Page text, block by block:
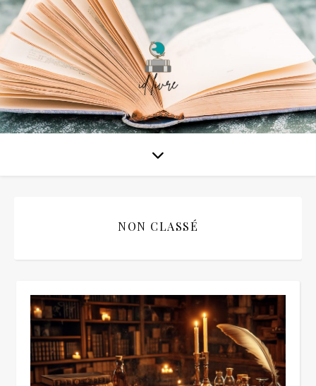
NON CLASSÉ